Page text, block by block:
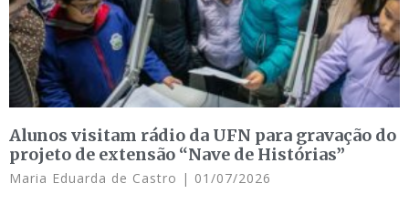
Alunos visitam rádio da UFN para gravação do
projeto de extensão “Nave de Histórias”
Maria Eduarda de Castro 01/07/2026